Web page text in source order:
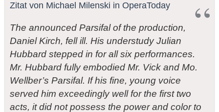
Zitat von Michael Milenski in OperaToday
The announced Parsifal of the production,
Daniel Kirch, fell ill. His understudy Julian
Hubbard stepped in for all six performances.
Mr. Hubbard fully embodied Mr. Vick and Mo.
Wellber’s Parsifal. If his fine, young voice
served him exceedingly well for the first two
acts, it did not possess the power and color to